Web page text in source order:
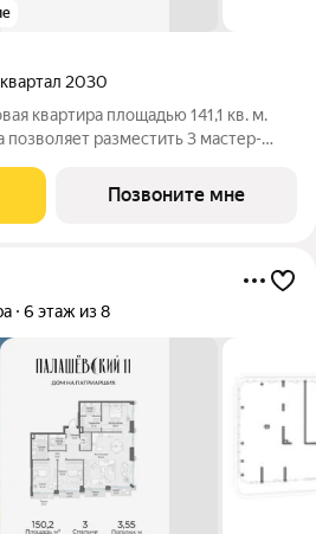
квартал 2030
квартира площадью 141,1 кв. м.
разместить 3 мастер-
окна и балконы наполняют
Позвоните мне
6 этаж из 8